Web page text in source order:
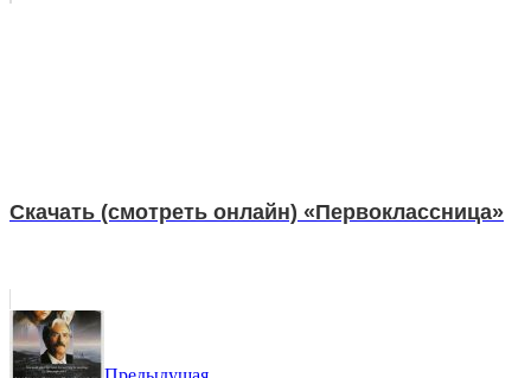
Скачать (смотреть онлайн) «Первоклассница»